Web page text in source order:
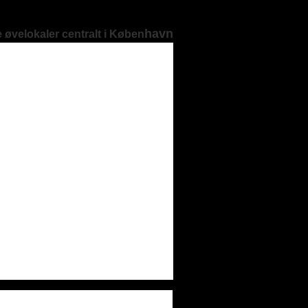
øvelokaler centralt i Køben havn